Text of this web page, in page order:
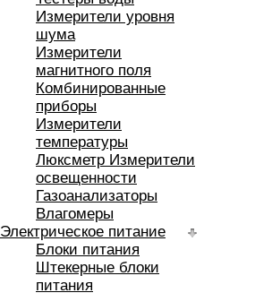
Измерители уровня
шума
Измерители
магнитного поля
Комбинированные
приборы
Измерители
температуры
Люксметр Измерители
освещенности
Газоанализаторы
Влагомеры
Электрическое питание
Блоки питания
Штекерные блоки
питания